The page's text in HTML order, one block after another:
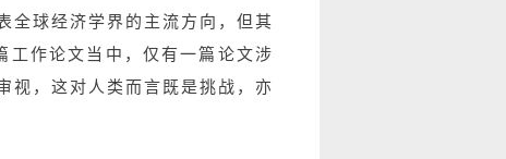
全球经济学界的主流方向，但其
作论文当中，仅有一篇论文涉
视，这对人类而言既是挑战，亦